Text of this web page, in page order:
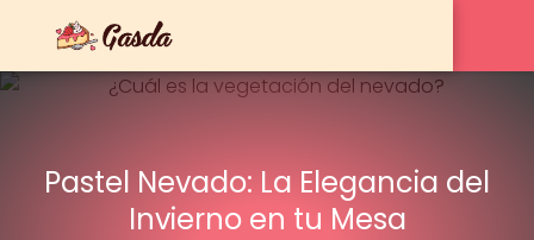
Pastel Nevado: La Elegancia del
Invierno en tu Mesa